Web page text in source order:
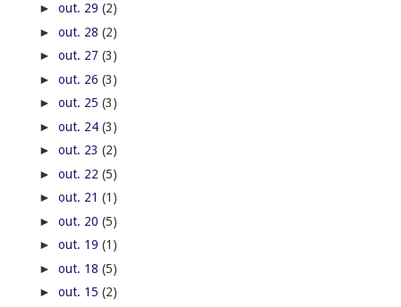
► out. 29 (2)
► out. 28 (2)
► out. 27 (3)
► out. 26 (3)
► out. 25 (3)
► out. 24 (3)
► out. 23 (2)
► out. 22 (5)
► out. 21 (1)
► out. 20 (5)
► out. 19 (1)
► out. 18 (5)
► out. 15 (2)